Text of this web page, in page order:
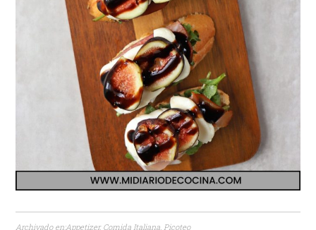
Archivado en:Appetizer, Comida Italiana,Picoteo